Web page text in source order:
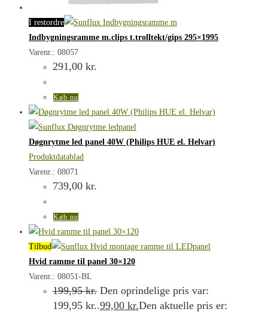
I restordre
Indbygningsramme m.clips t.trolltekt/gips 295×1995
Varenr.: 08057
291,00 kr.
Køb nu
Døgnrytme led panel 40W (Philips HUE el. Helvar)
Produktdatablad
Varenr.: 08071
739,00 kr.
Køb nu
Tilbud
Hvid ramme til panel 30×120
Varenr.: 08051-BL
199,95kr. Den oprindelige pris var:
199,95 kr..99,00 kr.Den aktuelle pris er: